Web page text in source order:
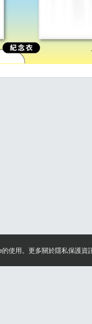
使用。更多關於隱私保護資